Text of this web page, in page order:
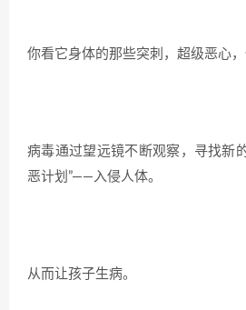
你看它身体的那些突刺，超级恶心，
病毒通过望远镜不断观察，寻找新
恶计划”——入侵人体。
从而让孩子生病。